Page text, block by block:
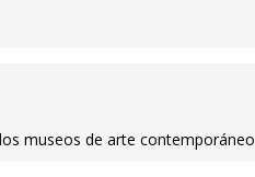
museos de arte contemporáneo